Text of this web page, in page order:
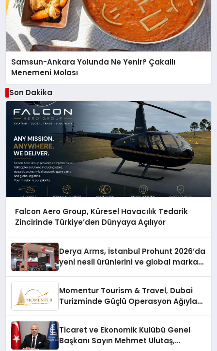
Samsun-Ankara Yolunda Ne Yenir? Çakallı
Menemeni Molası
Son Dakika
Falcon Aero Group, Küresel Havacılık Tedarik
Zincirinde Türkiye’den Dünyaya Açılıyor
Derya Arms, İstanbul Prohunt 2026’da
yeni nesil ürünlerini ve global marka
Momentur Tourism & Travel, Dubai
Turizminde Güçlü Operasyon Ağıyla
Ticaret ve Ekonomik Kulübü Genel
Başkanı Sayın Mehmet Ulutaş,